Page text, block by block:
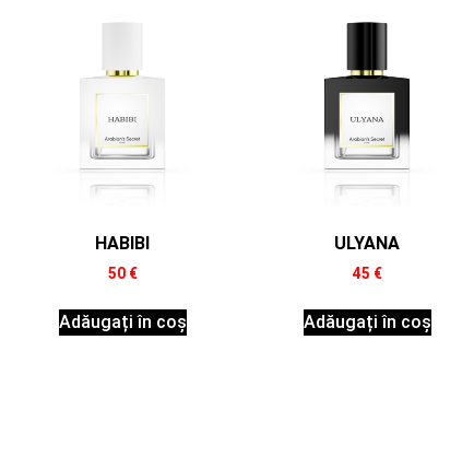
HABIBI
50 €
Adăugați în coș
ULYANA
45 €
Adăugați în coș